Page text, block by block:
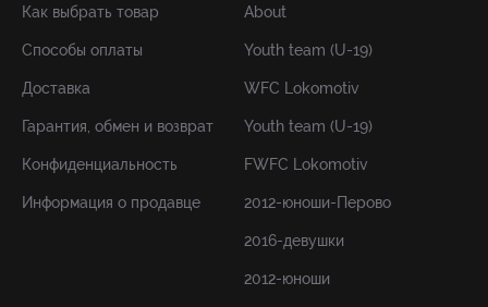
Как выбрать товар
Способы оплаты
Доставка
Гарантия, обмен и возврат
Конфиденциальность
Информация о продавце
About
Youth team (U-19)
WFC Lokomotiv
Youth team (U-19)
FWFC Lokomotiv
2012-юноши-Перово
2016-девушки
2012-юноши